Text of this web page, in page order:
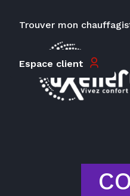
Trouver mon
Espace client